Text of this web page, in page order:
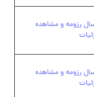
رزومه و مشاهده
رزومه و مشاهده